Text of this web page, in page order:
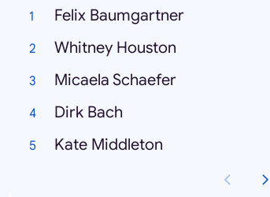
Felix Baumgartner
Whitney Houston
Micaela Schaefer
Dirk Bach
Kate Middleton